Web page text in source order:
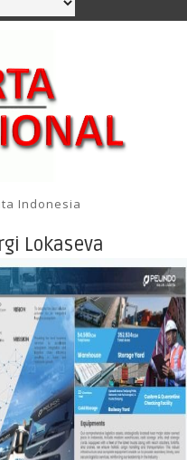
Indonesia
Lokaseva